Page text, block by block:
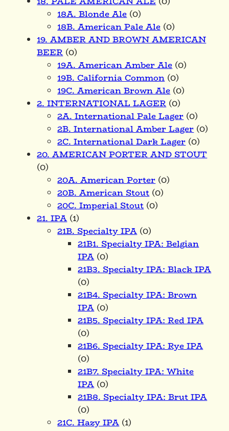
18A. Blonde Ale(0)
18B. American Pale Ale(0)
19. AMBER AND BROWN AMERICAN
BEER(0)
19A. American Amber Ale(0)
19B. California Common(0)
19C. American Brown Ale(0)
2. INTERNATIONAL LAGER(0)
2A. International Pale Lager(0)
2B. International Amber Lager(0)
2C. International Dark Lager(0)
20. AMERICAN PORTER AND STOUT
(0)
20A. American Porter(0)
20B. American Stout(0)
20C. Imperial Stout(0)
21. IPA(1)
21B. Specialty IPA(0)
21B1. Specialty IPA: Belgian
IPA(0)
21B3. Specialty IPA: Black IPA
(0)
21B4. Specialty IPA: Brown
IPA(0)
21B5. Specialty IPA: Red IPA
(0)
21B6. Specialty IPA: Rye IPA
(0)
21B7. Specialty IPA: White
IPA(0)
21B8. Specialty IPA: Brut IPA
(0)
21C. Hazy IPA(1)